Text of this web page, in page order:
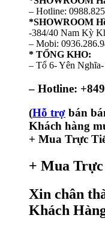
– Hotline:
*SHOWROOM
-384/40 Nam Kỳ
– Mobi:
* TỔNG KHO:
– Tổ 6- Yên
– Hotline:
(Hỗ trợ bán
Khách hàng
+ Mua Trực
+ Mua
Xin chân
Khách